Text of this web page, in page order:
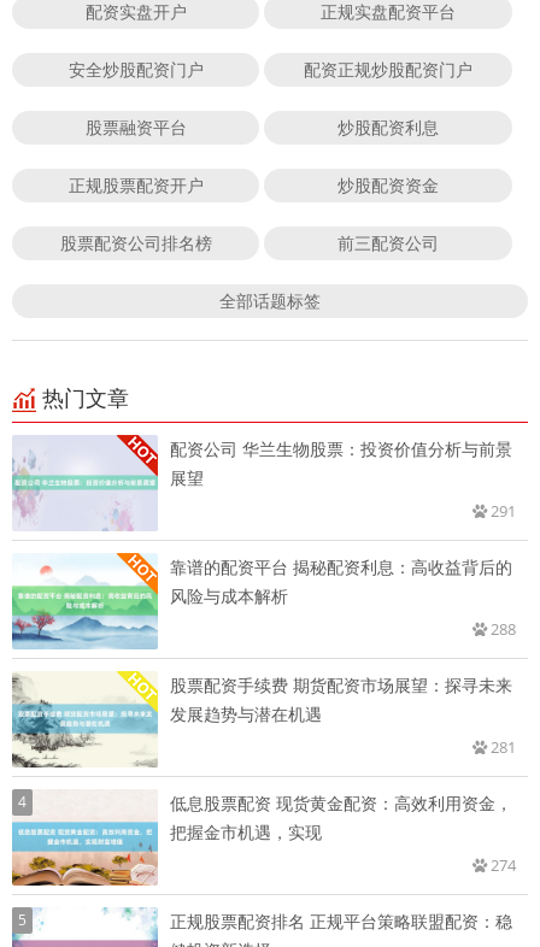
配资实盘开户 正规实盘配资平台
安全炒股配资门户 配资正规炒股配资门户
股票融资平台 炒股配资利息
正规股票配资开户 炒股配资资金
股票配资公司排名榜 前三配资公司
全部话题标签
热门文章
配资公司 华兰生物股票：投资价值分析与前景
展望
291
靠谱的配资平台 揭秘配资利息：高收益背后的
风险与成本解析
288
股票配资手续费 期货配资市场展望：探寻未来
发展趋势与潜在机遇
281
4
低息股票配资 现货黄金配资：高效利用资金，
把握金市机遇，实现
274
5
正规股票配资排名 正规平台策略联盟配资：稳